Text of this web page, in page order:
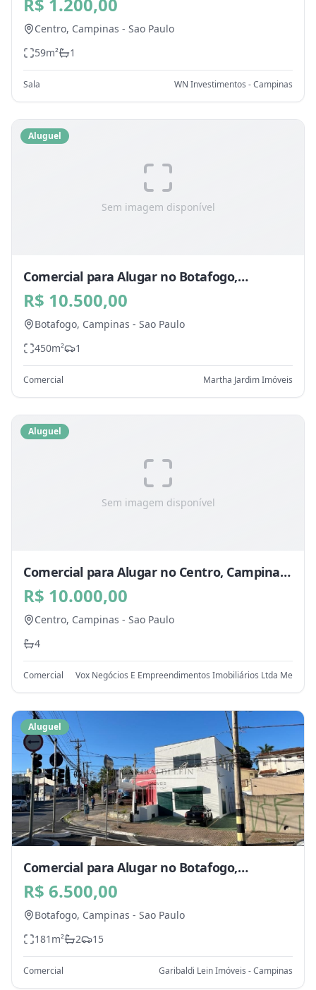
Centro, Campinas - Sao Paulo
59m² 1
Sala WN Investimentos - Campinas
Sem imagem disponível
Aluguel
Comercial para Alugar no Botafogo,
Campinas - SP
R$ 10.500,00
Botafogo, Campinas - Sao Paulo
450m² 1
Comercial Martha Jardim Imóveis
Sem imagem disponível
Aluguel
Comercial para Alugar no Centro, Campinas
- SP
R$ 10.000,00
Centro, Campinas - Sao Paulo
4
Comercial Vox Negócios E Empreendimentos Imobiliários Ltda Me
Aluguel
Comercial para Alugar no Botafogo,
Campinas - SP
R$ 6.500,00
Botafogo, Campinas - Sao Paulo
181 m² 2 15
Comercial Garibaldi Lein Imóveis - Campinas